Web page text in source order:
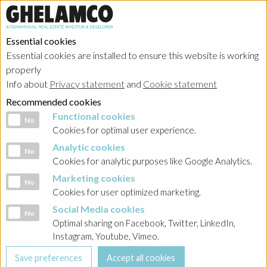
Essential cookies
Essential cookies are installed to ensure this website is working
properly
Info about Privacy statement and Cookie statement
Recommended cookies
Functional cookies
No Functional cookies
Cookies for optimal user experience.
Analytic cookies
No Analytic cookies
Cookies for analytic purposes like Google Analytics.
Marketing cookies
No Marketing cookies
Cookies for user optimized marketing.
Social Media cookies
No Social Media cookies
Optimal sharing on Facebook, Twitter, LinkedIn,
Instagram, Youtube, Vimeo.